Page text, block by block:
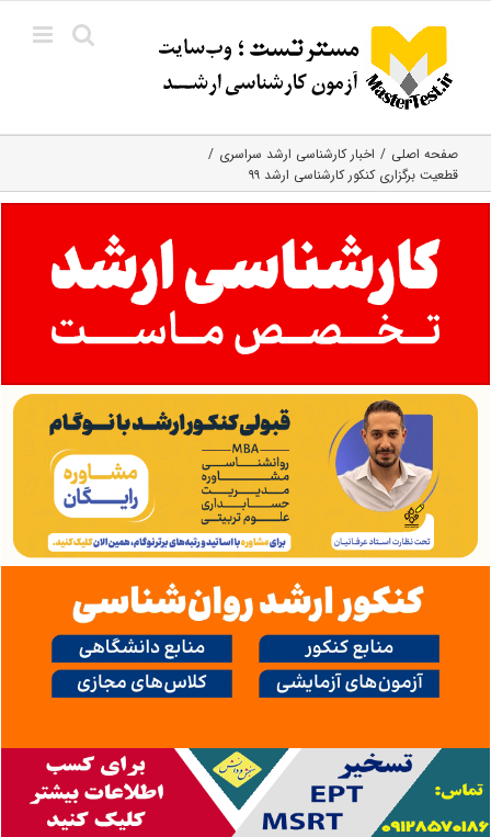
content
صفحه اصلی
اخبار کارشناسی ارشد سراسری
قطعیت برگزاری کنکور کارشناسی ارشد ۹۹